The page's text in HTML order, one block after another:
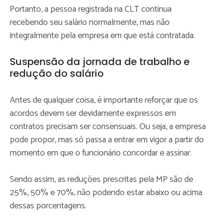
Portanto, a pessoa registrada na CLT continua
recebendo seu salário normalmente, mas não
integralmente pela empresa em que está contratada.
Suspensão da jornada de trabalho e
redução do salário
Antes de qualquer coisa, é importante reforçar que os
acordos devem ser devidamente expressos em
contratos precisam ser consensuais. Ou seja, a empresa
pode propor, mas só passa a entrar em vigor a partir do
momento em que o funcionário concordar e assinar.
Sendo assim, as reduções prescritas pela MP são de
25%, 50% e 70%, não podendo estar abaixo ou acima
dessas porcentagens.